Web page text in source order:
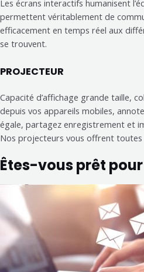
Les écrans interactifs humanisent
permettent véritablement de
efficacement en temps réel aux
se trouvent.
PROJECTEUR
Capacité d’affichage grande taille,
depuis vos appareils mobiles,
égale, partagez enregistrement et
Nos projecteurs vous offrent toutes
Êtes-vous prêt